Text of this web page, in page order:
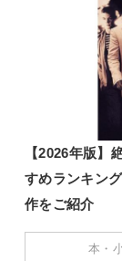
【2026年版】
すめランキン
作をご紹介
本・